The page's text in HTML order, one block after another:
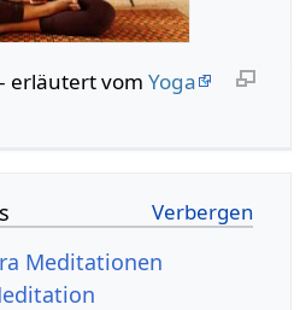
erläutert vom Yoga
Meditationen